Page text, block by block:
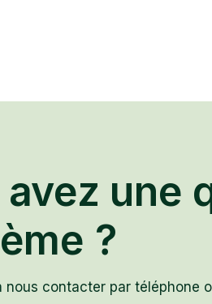
une
?
nous contacter par téléphone